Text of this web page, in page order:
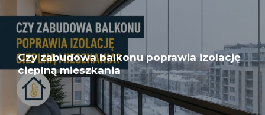
Czy zabudowa balkonu poprawia izolację
cieplną mieszkania